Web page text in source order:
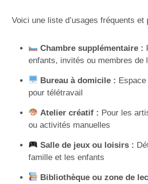
Voici une liste d’usages fréquents et
Chambre supplémentaire :
enfants, invités ou membres de
Bureau à domicile :
pour télétravail
Atelier créatif : Pour les
ou activités manuelles
Salle de jeux ou loisirs :
famille et les enfants
Bibliothèque ou zone de